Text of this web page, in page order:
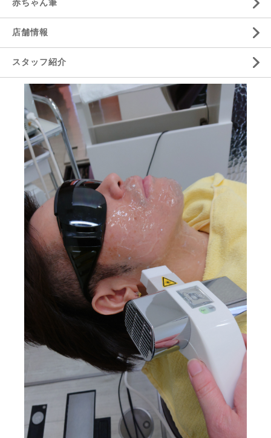
赤ちゃん筆
店舗情報
スタッフ紹介